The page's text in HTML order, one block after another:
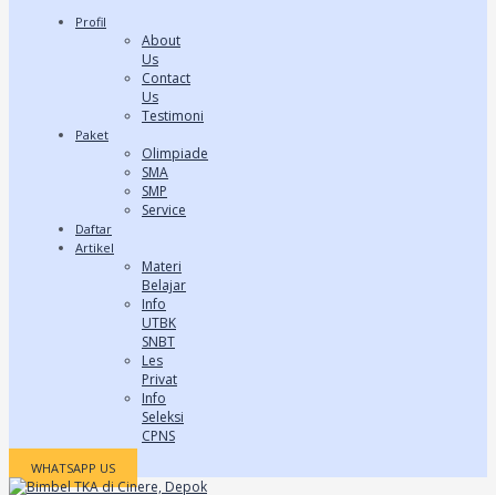
Profil
About
Us
Contact
Us
Testimoni
Paket
Olimpiade
SMA
SMP
Service
Daftar
Artikel
Materi
Belajar
Info
UTBK
SNBT
Les
Privat
Info
Seleksi
CPNS
WHATSAPP US